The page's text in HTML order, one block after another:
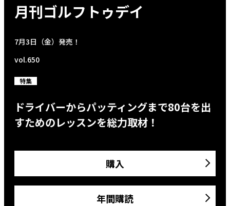
月刊ゴルフトゥデイ
7月3日（金）発売！
vol.650
特集
ドライバーからパッティングまで80台を出
すためのレッスンを総力取材！
購入
年間購読